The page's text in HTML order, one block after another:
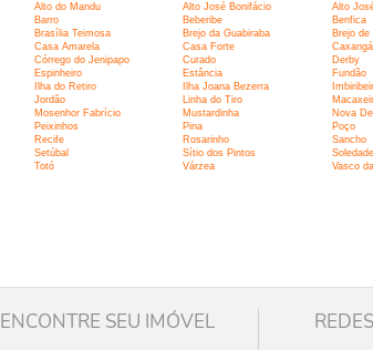
Alto do Mandu Alto José Bonifácio Alto
Barro Beberibe Benfica
Brasília Teimosa Brejo da Guabiraba Brejo de
Casa Amarela Casa Forte Caxangá
Córrego do Jenipapo Curado Derby
Espinheiro Estância Fundão
Ilha do Retiro Ilha Joana Bezerra
Jordão Linha do Tiro
Mosenhor Fabrício Mustardinha Nova
Peixinhos Pina Poço
Recife Rosarinho Sancho
Setúbal Sítio dos Pintos Soledade
Totó Várzea Vasco
ENCONTRE SEU IMÓVEL